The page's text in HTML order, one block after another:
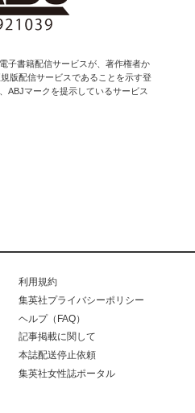
子書籍配信サービスが、著作権者か
版配信サービスであることを示す登
ABJマークを提示しているサービス
利用規約
集英社プライバシーポリシー
ヘルプ（FAQ）
記事掲載に関して
本誌配送停止依頼
集英社女性誌ポータル